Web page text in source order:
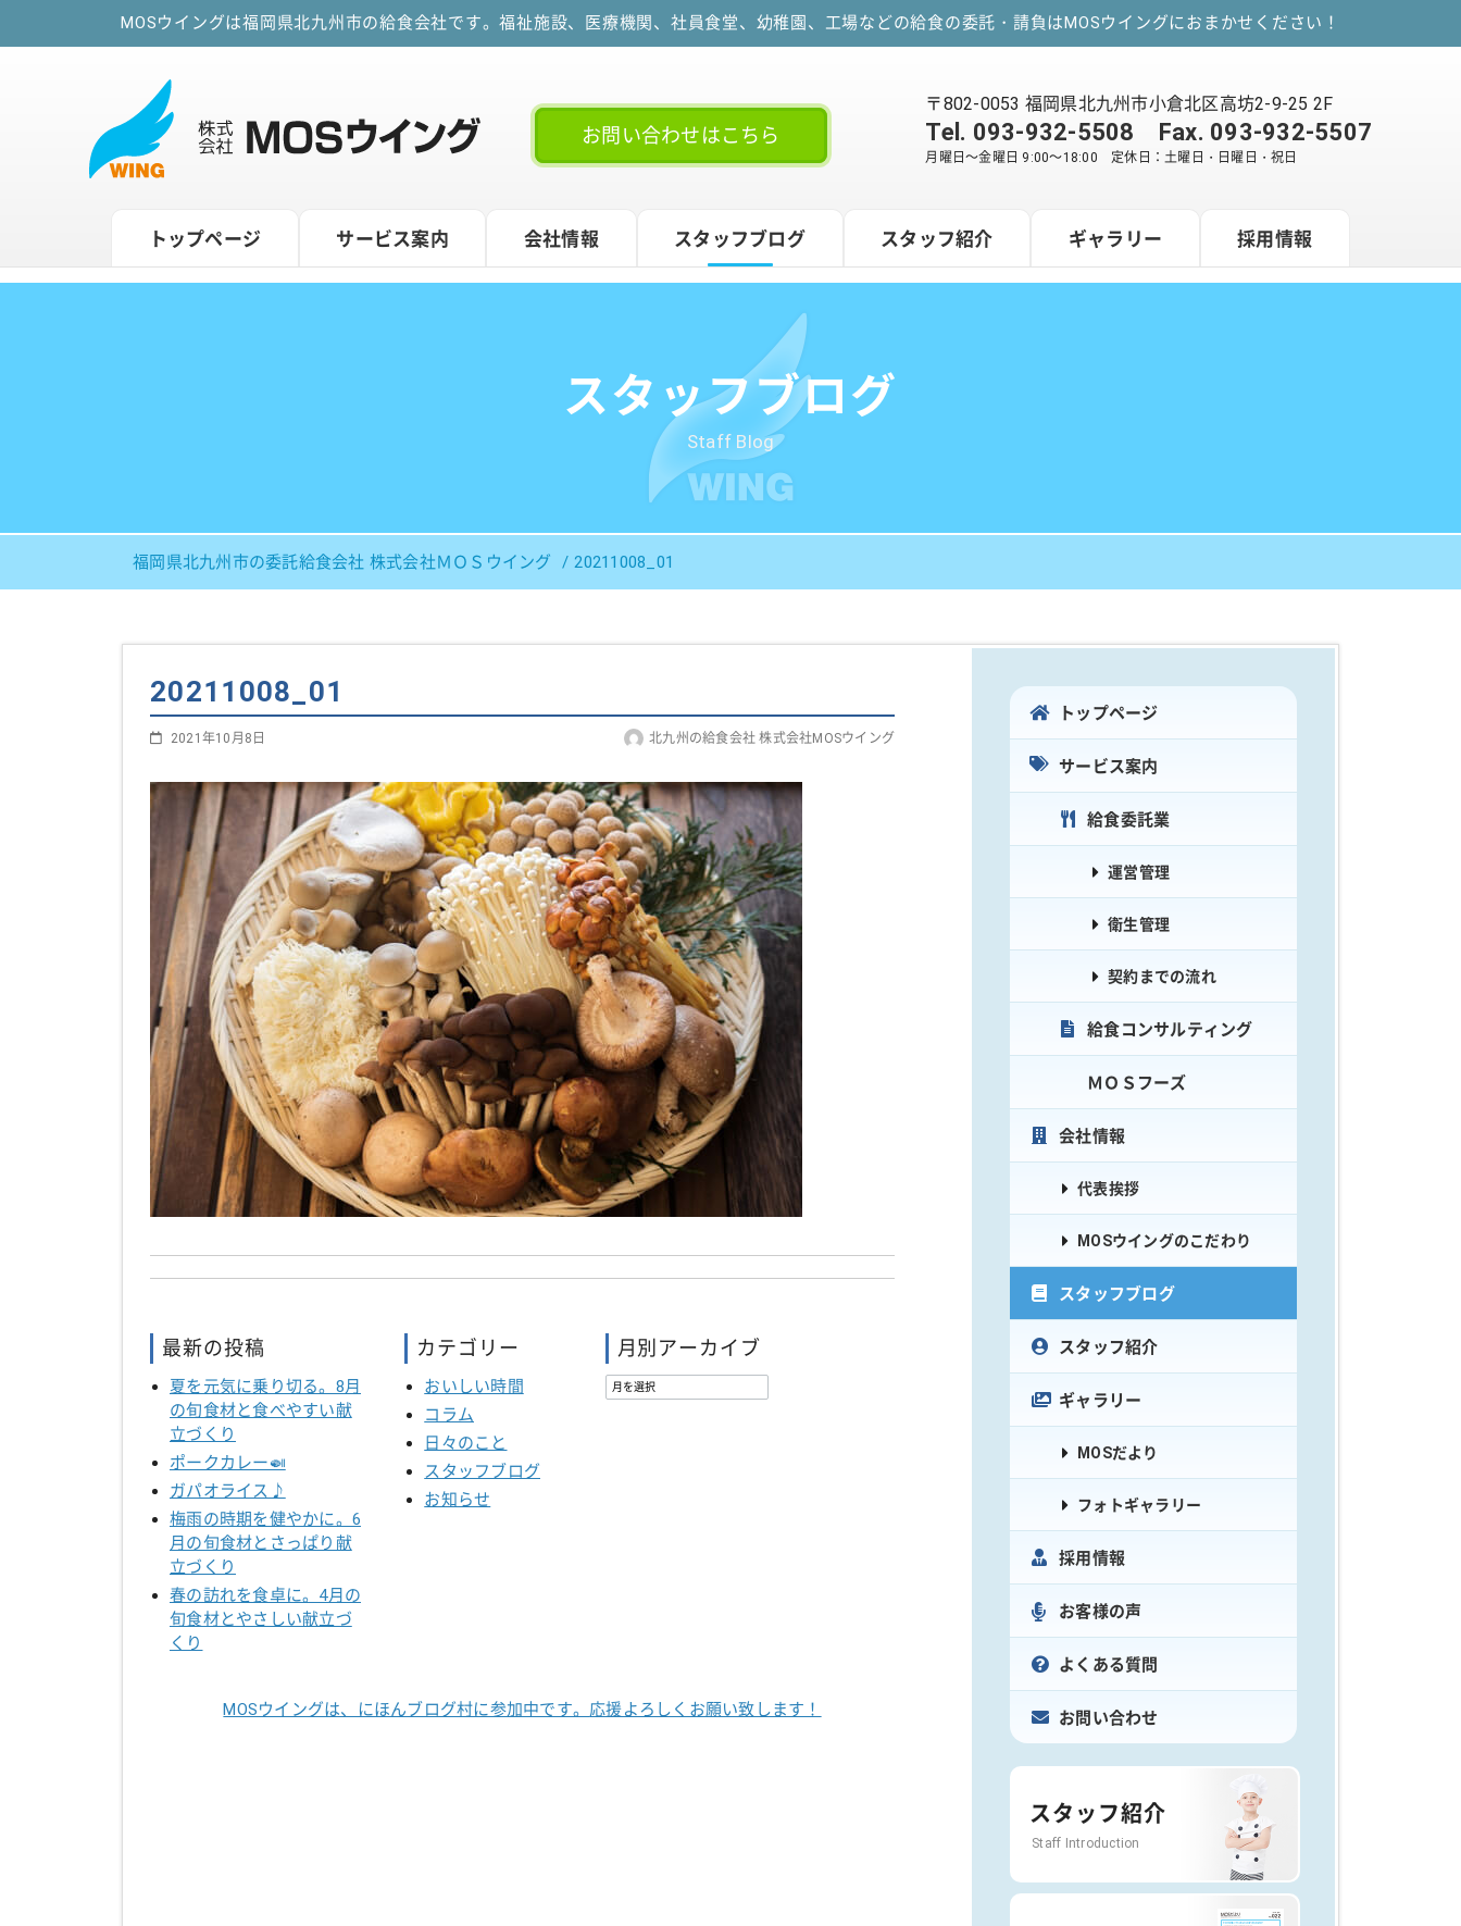
MOSウイングは福岡県北九州市の給食会社です。福祉施設、医療機関、社員食堂、幼稚園、工場などの給食の委託・請負はMOSウイングにおまかせください！
お問い合わせはこちら
〒802-0053 福岡県北九州市小倉北区高坊2-9-25 2F
Tel. 093-932-5508 Fax. 093-932-5507
月曜日～金曜日 9:00～18:00 定休日：土曜日・日曜日・祝日
トップページ サービス案内 会社情報 スタッフブログ スタッフ紹介 ギャラリー 採用情報
スタッフブログ
Staff Blog
福岡県北九州市の委託給食会社 株式会社ＭＯＳウイング 20211008_01
20211008_01
2021年10月8日 北九州の給食会社 株式会社MOSウイング
最新の投稿
夏を元気に乗り切る。8月
の旬食材と食べやすい献
立づくり
ポークカレー🍛
ガパオライス♪
梅雨の時期を健やかに。6
月の旬食材とさっぱり献
立づくり
春の訪れを食卓に。4月の
旬食材とやさしい献立づ
くり
カテゴリー
おいしい時間
コラム
日々のこと
スタッフブログ
お知らせ
月別アーカイブ
MOSウイングは、にほんブログ村に参加中です。 応援よろしくお願い致します！
トップページ
サービス案内
給食委託業
運営管理
衛生管理
契約までの流れ
給食コンサルティング
ＭＯＳフーズ
会社情報
代表挨拶
MOSウイングのこだわり
スタッフブログ
スタッフ紹介
ギャラリー
MOSだより
フォトギャラリー
採用情報
お客様の声
よくある質問
お問い合わせ
スタッフ紹介
Staff Introduction